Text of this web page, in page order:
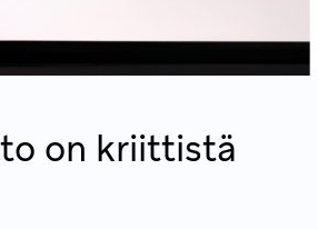
on kriittistä